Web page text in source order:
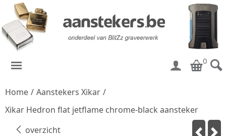
0
Home / Aanstekers Xikar /
Xikar Hedron flat jetflame chrome-black aansteker
overzicht